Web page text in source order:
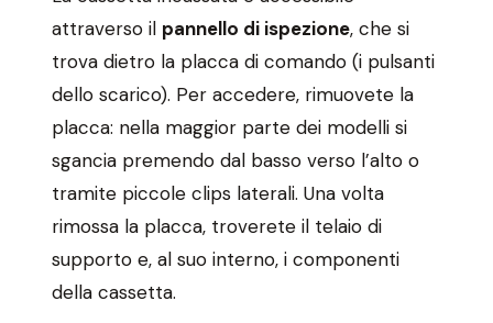
attraverso il pannello di ispezione, che si
trova dietro la placca di comando (i pulsanti
dello scarico). Per accedere, rimuovete la
placca: nella maggior parte dei modelli si
sgancia premendo dal basso verso l’alto o
tramite piccole clips laterali. Una volta
rimossa la placca, troverete il telaio di
supporto e, al suo interno, i componenti
della cassetta.